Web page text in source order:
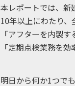
本レポートでは、新
10年以上にわたり
「アフターを内製
「定期点検業務を
明日から何か1つで